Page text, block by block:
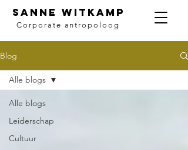
SANNE WITKAMP
Corporate antropoloog
Blog
Alle blogs
Leiderschap
Cultuur
Alle blogs